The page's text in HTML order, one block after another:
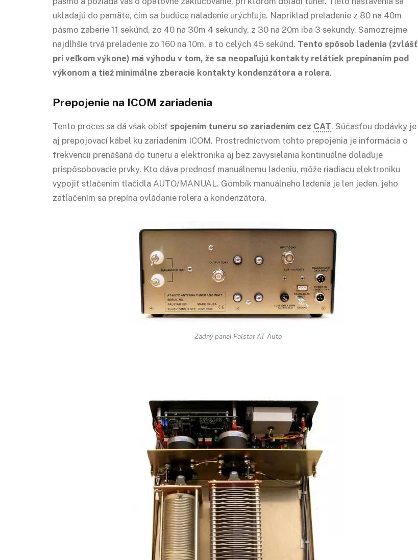
ukladajú do pamäte, čím sa budúce naladenie urýchľuje. Napríklad preladenie z 80 na 40m
pásmo zaberie 11 sekúnd, zo 40 na 30m 4 sekundy, z 30 na 20m iba 3 sekundy. Samozrejme
najdlhšie trvá preladenie zo 160 na 10m, a to celých 45 sekúnd. Tento spôsob ladenia (zvlášť
pri veľkom výkone) má výhodu v tom, že sa neopaľujú kontakty relátiek prepínaním pod
výkonom a tiež minimálne zberacie kontakty kondenzátora a rolera.
Prepojenie na ICOM zariadenia
Tento proces sa dá však obísť spojením tuneru so zariadením cez CAT. Súčasťou dodávky je
aj prepojovací kábel ku zariadením ICOM. Prostredníctvom tohto prepojenia je informácia o
frekvencii prenášaná do tuneru a elektronika aj bez zavysielania kontinuálne dolaďuje
prispôsobovacie prvky. Kto dáva prednosť manuálnemu ladeniu, môže riadiacu elektroniku
vypojiť stlačením tlačidla AUTO/MANUAL. Gombík manuálneho ladenia je len jeden, jeho
zatlačením sa prepína ovládanie rolera a kondenzátora.
Zadný panel Palstar AT-Auto